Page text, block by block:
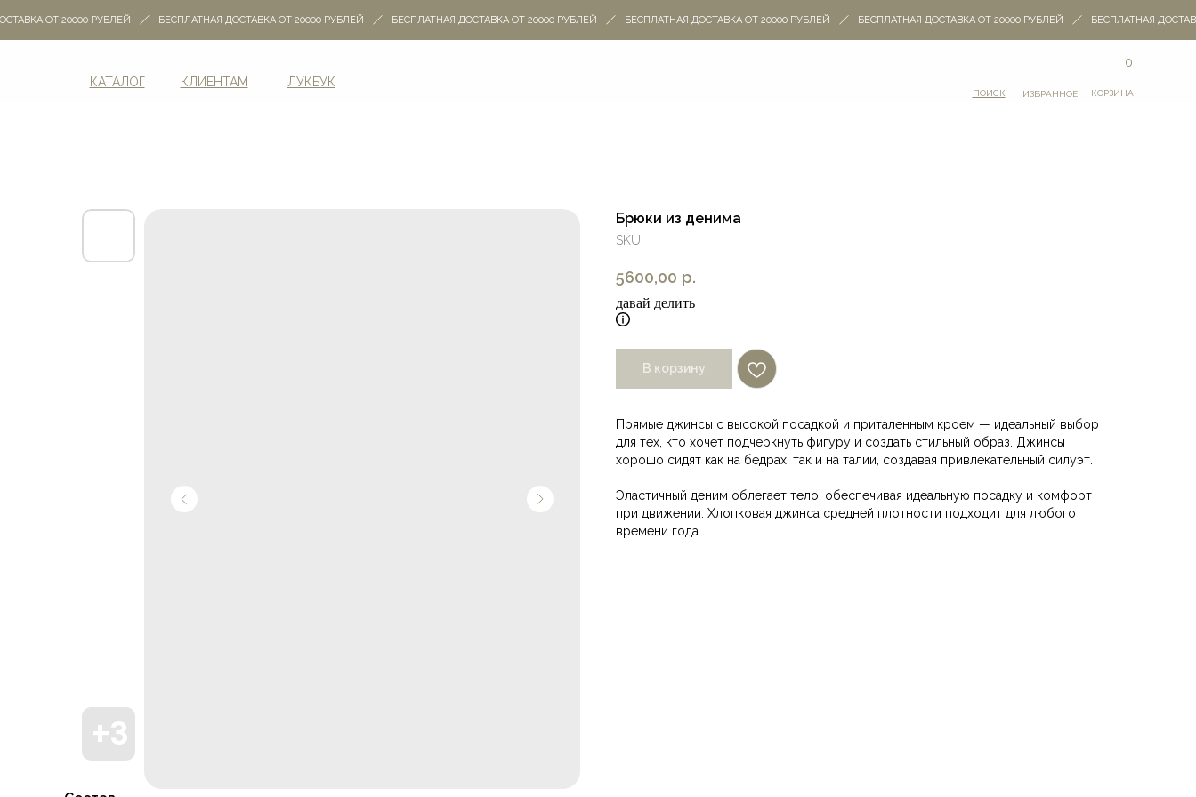
ОТ 20000 РУБЛЕЙ БЕСПЛАТНАЯ ДОСТАВКА ОТ 20000 РУБЛЕЙ БЕСПЛАТНАЯ ДОСТАВКА ОТ 20000 РУБЛЕЙ БЕСПЛАТНАЯ ДОСТАВКА ОТ 20000 РУБЛЕЙ БЕСПЛАТНАЯ ДОСТАВКА ОТ 20000 РУБЛЕЙ БЕСПЛАТНАЯ
КАТАЛОГ КЛИЕНТАМ ЛУКБУК
ПОИСК ИЗБРАННОЕ
0
КОРЗИНА
Брюки из денима
SKU:
5600,00 р.
давай делить
В корзину
Прямые джинсы с высокой посадкой и приталенным кроем — идеальный выбор
для тех, кто хочет подчеркнуть фигуру и создать стильный образ. Джинсы
хорошо сидят как на бедрах, так и на талии, создавая привлекательный силуэт.
Эластичный деним облегает тело, обеспечивая идеальную посадку и комфорт
при движении. Хлопковая джинса средней плотности подходит для любого
времени года.